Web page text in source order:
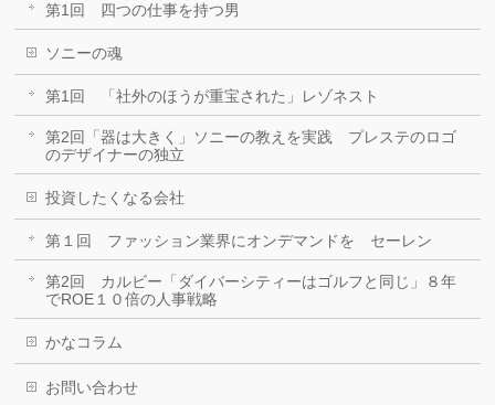
第1回 四つの仕事を持つ男
ソニーの魂
第1回 「社外のほうが重宝された」レゾネスト
第2回「器は大きく」ソニーの教えを実践 プレステのロゴ
のデザイナーの独立
投資したくなる会社
第１回 ファッション業界にオンデマンドを セーレン
第2回 カルビー「ダイバーシティーはゴルフと同じ」８年
でROE１０倍の人事戦略
かなコラム
お問い合わせ